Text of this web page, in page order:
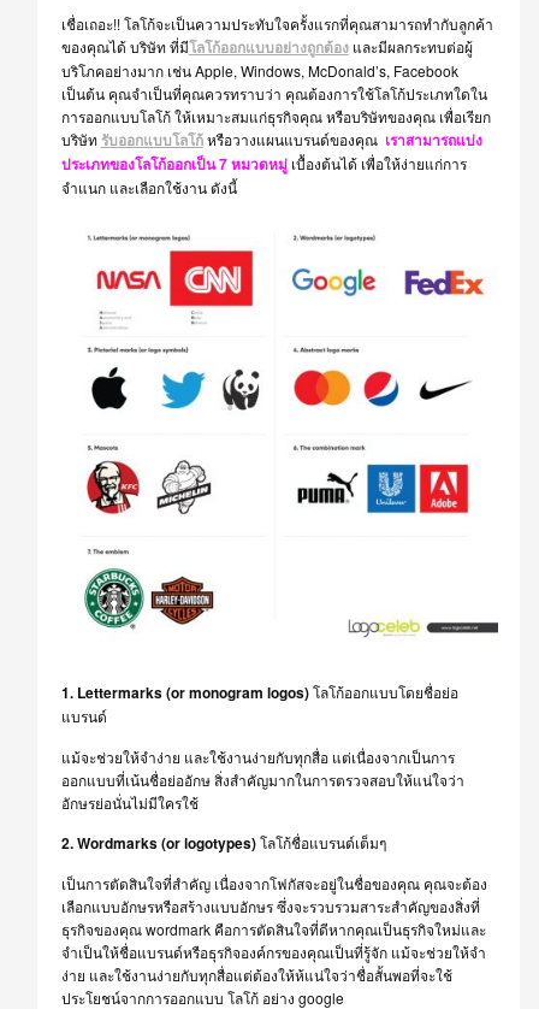
เชื่อเถอะ!! โลโก้จะเป็นความประทับใจครั้งแรกที่คุณสามารถทำกับลูกค้า
ของคุณได้บริษัท ที่มีโลโก้ออกแบบอย่างถูกต้องและมีผลกระทบต่อผู้
บริโภคอย่างมาก เช่น Apple, Windows, McDonald’s, Facebook
เป็นต้น คุณจำเป็นที่คุณควรทราบว่า คุณต้องการใช้โลโก้ประเภทใดใน
การออกแบบโลโก้ ให้เหมาะสมแก่ธุรกิจคุณ หรือบริษัทของคุณ เพื่อเรียก
บริษัท รับออกแบบโลโก้หรือวางแผนแบรนด์ของคุณ เราสามารถแบ่ง
ประเภทของโลโก้ออกเป็น 7 หมวดหมู่ เบื้องต้นได้ เพื่อให้ง่ายแก่การ
จำแนก และเลือกใช้งาน ดังนี้
1. Lettermarks (or monogram logos)โลโก้ออกแบบโดยชื่อย่อ
แบรนด์
แม้จะช่วยให้จำง่าย และใช้งานง่ายกับทุกสื่อ แต่เนื่องจากเป็นการ
ออกแบบที่เน้นชื่อย่ออักษ สิ่งสำคัญมากในการตรวจสอบให้แน่ใจว่า
อักษรย่อนั่นไม่มีใครใช้
2. Wordmarks (or logotypes)โลโก้ชื่อแบรนด์เต็มๆ
เป็นการตัดสินใจที่สำคัญ เนื่องจากโฟกัสจะอยู่ในชื่อของคุณ คุณจะต้อง
เลือกแบบอักษรหรือสร้างแบบอักษร ซึ่งจะรวบรวมสาระสำคัญของสิ่งที่
ธุรกิจของคุณwordmark คือการตัดสินใจที่ดีหากคุณเป็นธุรกิจใหม่และ
จำเป็นให้ชื่อแบรนด์หรือธุรกิจองค์กรของคุณเป็นที่รู้จัก แม้จะช่วยให้จำ
ง่าย และใช้งานง่ายกับทุกสื่อแต่ต้องให้ห้แน่ใจว่าชื่อสั้นพอที่จะใช้
ประโยชน์จากการออกแบบ โลโก้ อย่าง google